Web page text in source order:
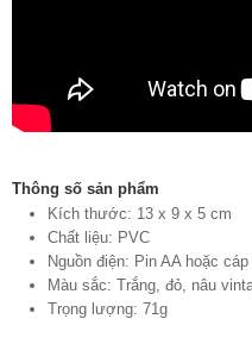
Thông số sản phẩm
Kích thước: 13 x 9 x 5 cm
Chất liệu: PVC
Nguồn điện: Pin AA hoặc cáp
Màu sắc: Trắng, đỏ, nâu
Trọng lượng: 71g